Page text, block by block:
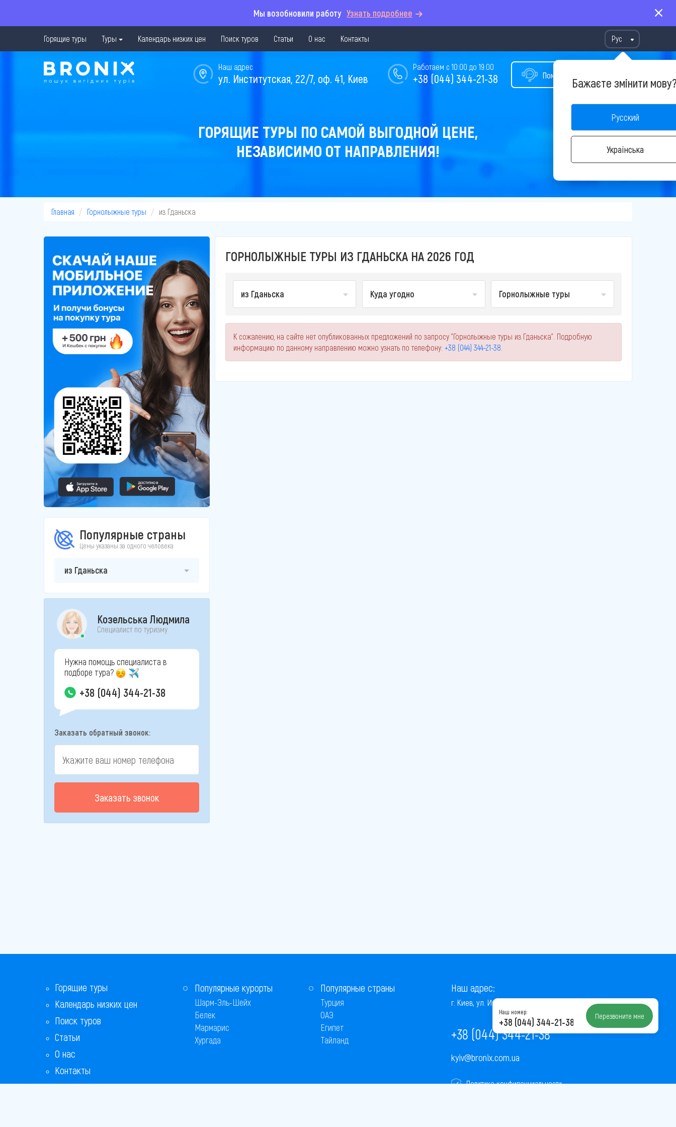
Мы возобновили работу Узнать подробнее
Горящие туры Туры Календарь низких цен Поиск туров Статьи О нас Контакты Рус
Бажаєте змінити
Русский
Українська
Помощь в подборе тура
Работаем с 10:00 до 19:00
+38 (044) 344-21-38
Наш адрес
ул. Институтская, 22/7, оф. 41, Киев
ГОРЯЩИЕ ТУРЫ ПО САМОЙ ВЫГОДНОЙ ЦЕНЕ,
НЕЗАВИСИМО ОТ НАПРАВЛЕНИЯ!
Главная Горнолыжные туры из Гданьска
Популярные страны
Цены указаны за одного человека
из Гданьска
Козельська Людмила
Специалист по туризму
Нужна помощь специалиста в
подборе тура?
+38 (044) 344-21-38
Заказать обратный звонок:
Заказать звонок
ГОРНОЛЫЖНЫЕ ТУРЫ ИЗ ГДАНЬСКА НА 2026 ГОД
из Гданьска Куда угодно Горнолыжные туры
К сожалению, на сайте нет опубликованных предложений по запросу "Горнолыжные туры из Гданьска". Подробную
информацию по данному направлению можно узнать по телефону: +38 (044) 344-21-38
Горящие туры
Календарь низких цен
Поиск туров
Статьи
О нас
Контакты
Бонусная программа
Популярные курорты
Шарм-Эль-Шейх
Белек
Мармарис
Хургада
Популярные страны
Турция
ОАЭ
Египет
Тайланд
Наш адрес:
г. Киев, ул. Институтская, 22/7, оф. 41
+38 (044) 344-21-38
kyiv@bronix.com.ua
Политика конфиденциальности
Наш номер:
+38 (044) 344-21-38 Перезвоните мне